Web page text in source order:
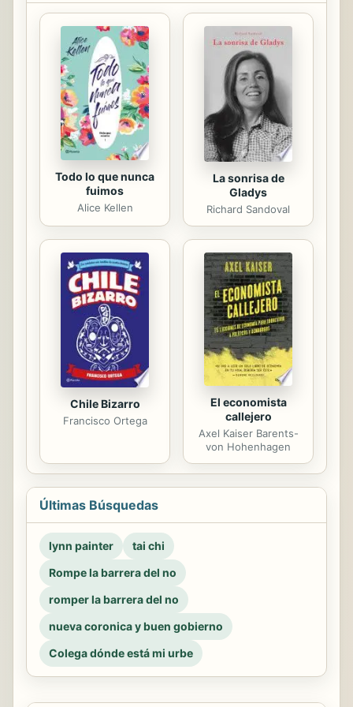
author highlights the common
esoteric philosophy that has been
handed down from civilization to
civilization since antiquity. As Hall
explores secret societies from past
to present, ancient symbols
suddenly make sense, folk legends
take on a new dimension, and
historical...
Todo lo que nunca
fuimos
Alice Kellen
La sonrisa de
Gladys
Richard Sandoval
Chile Bizarro
Francisco Ortega
El economista
callejero
Axel Kaiser Barents-
von Hohenhagen
Últimas Búsquedas
lynn painter
tai chi
Rompe la barrera del no
romper la barrera del no
nueva coronica y buen gobierno
Colega dónde está mi urbe